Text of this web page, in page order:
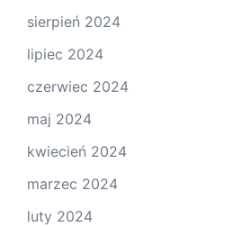
sierpień 2024
lipiec 2024
czerwiec 2024
maj 2024
kwiecień 2024
marzec 2024
luty 2024